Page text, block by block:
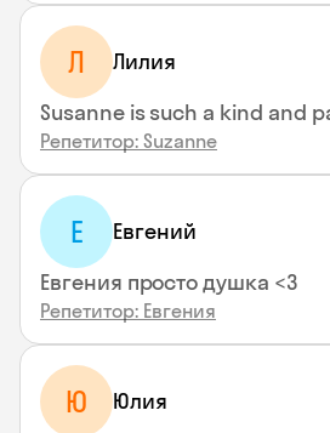
Л Лилия
Susanne is such a kind and
Репетитор: Suzanne
Е Евгений
Евгения просто душка <3
Репетитор: Евгения
Ю Юлия